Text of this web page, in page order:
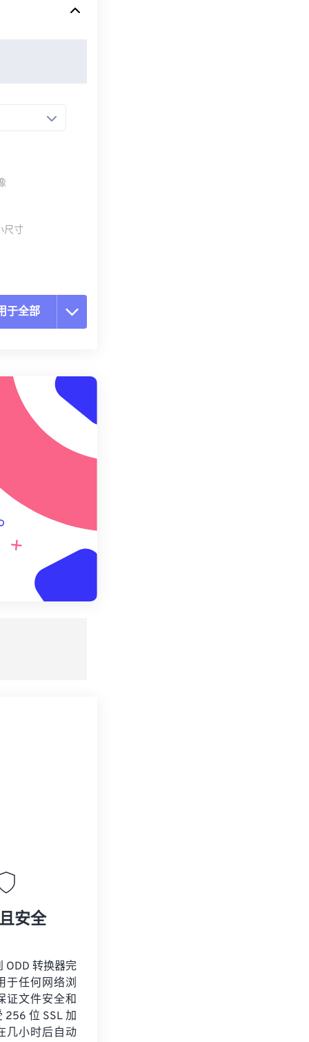
尺寸
于全部
设应用
为预设
安全
ODD 转换器完
于任何网络浏
证文件安全和
256 位 SSL 加
几小时后自动